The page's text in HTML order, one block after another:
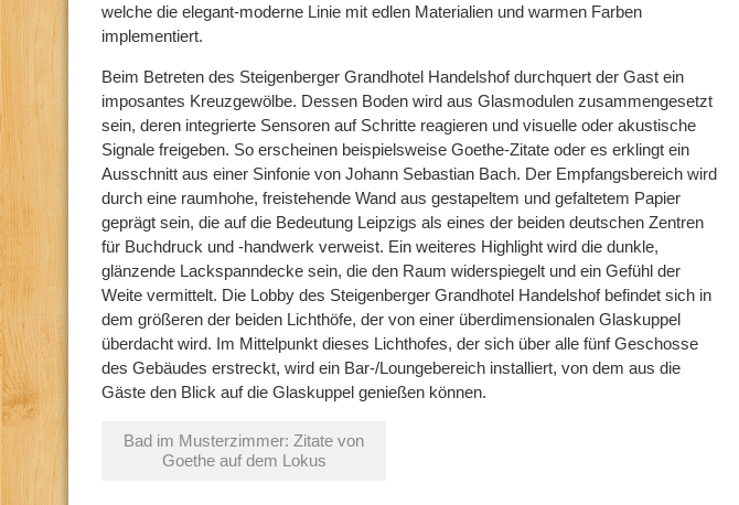
welche die elegant-moderne Linie mit edlen Materialien und warmen Farben
implementiert.
Beim Betreten des Steigenberger Grandhotel Handelshof durchquert der Gast ein
imposantes Kreuzgewölbe. Dessen Boden wird aus Glasmodulen zusammengesetzt
sein, deren integrierte Sensoren auf Schritte reagieren und visuelle oder akustische
Signale freigeben. So erscheinen beispielsweise Goethe-Zitate oder es erklingt ein
Ausschnitt aus einer Sinfonie von Johann Sebastian Bach. Der Empfangsbereich wird
durch eine raumhohe, freistehende Wand aus gestapeltem und gefaltetem Papier
geprägt sein, die auf die Bedeutung Leipzigs als eines der beiden deutschen Zentren
für Buchdruck und -handwerk verweist. Ein weiteres Highlight wird die dunkle,
glänzende Lackspanndecke sein, die den Raum widerspiegelt und ein Gefühl der
Weite vermittelt. Die Lobby des Steigenberger Grandhotel Handelshof befindet sich in
dem größeren der beiden Lichthöfe, der von einer überdimensionalen Glaskuppel
überdacht wird. Im Mittelpunkt dieses Lichthofes, der sich über alle fünf Geschosse
des Gebäudes erstreckt, wird ein Bar-/Loungebereich installiert, von dem aus die
Gäste den Blick auf die Glaskuppel genießen können.
Bad im Musterzimmer: Zitate von
Goethe auf dem Lokus